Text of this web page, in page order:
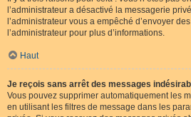
l’administrateur a désactivé la messagerie
l’administrateur vous a empêché d’envoyer
l’administrateur pour plus d’informations.
Haut
Je reçois sans arrêt des messages
Vous pouvez supprimer automatiquement les
en utilisant les filtres de message dans les